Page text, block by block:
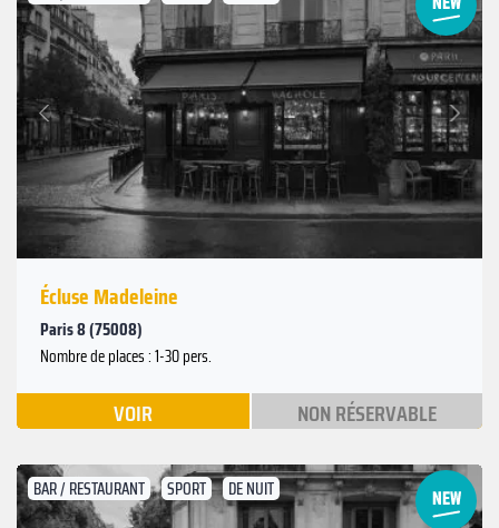
Précédent
Suivant
Écluse Madeleine
Paris 8 (75008)
Nombre de places : 1-30 pers.
VOIR NON RÉSERVABLE
BAR / RESTAURANT SPORT DE NUIT